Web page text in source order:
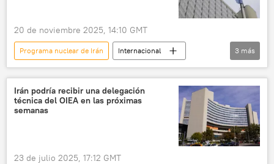
20 de noviembre 2025, 14:10 GMT
Programa nuclear de Irán
Internacional
Irán
Organismo Internacional de Energía Atómica (OIEA)
🌍 Oriente Medio
3 más
Irán podría recibir una delegación
técnica del OIEA en las próximas
semanas
23 de julio 2025, 17:12 GMT